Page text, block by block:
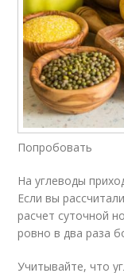
Попробовать
На углеводы
Если вы
расчет суточной
ровно в два раза
Учитывайте, что